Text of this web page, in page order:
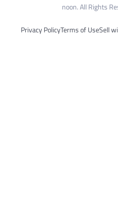
Terms of Use
Privacy Policy